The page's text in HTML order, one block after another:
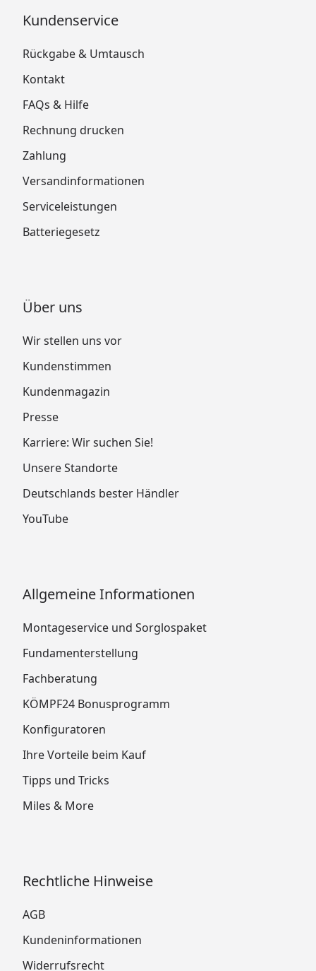
Kundenservice
Rückgabe & Umtausch
Kontakt
FAQs & Hilfe
Rechnung drucken
Zahlung
Versandinformationen
Serviceleistungen
Batteriegesetz
Über uns
Wir stellen uns vor
Kundenstimmen
Kundenmagazin
Presse
Karriere: Wir suchen Sie!
Unsere Standorte
Deutschlands bester Händler
YouTube
Allgemeine Informationen
Montageservice und Sorglospaket
Fundamenterstellung
Fachberatung
KÖMPF24 Bonusprogramm
Konfiguratoren
Ihre Vorteile beim Kauf
Tipps und Tricks
Miles & More
Rechtliche Hinweise
AGB
Kundeninformationen
Widerrufsrecht